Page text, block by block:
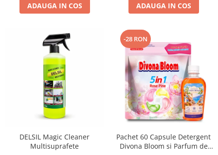
ADAUGA IN COS ADAUGA IN COS
DELSIL Magic Cleaner
Multisuprafete
-28 RON
Pachet 60 Capsule Detergent
Divona Bloom si Parfum de